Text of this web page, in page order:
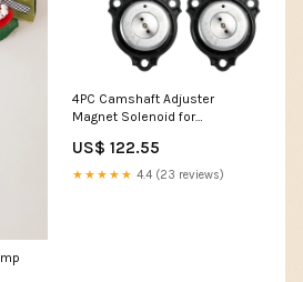
4PC Camshaft Adjuster
Magnet Solenoid for
2761560490 Sierra
US$ 122.55
★★★★★ 4.4 (23 reviews)